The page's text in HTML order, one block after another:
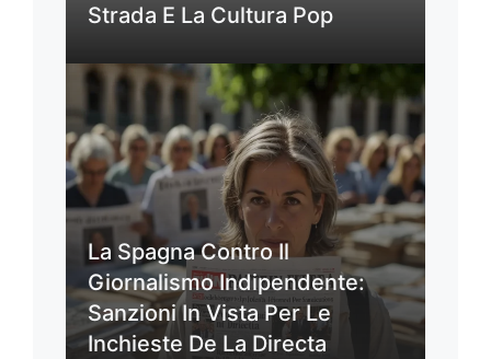
Strada E La Cultura Pop
La Spagna Contro Il
Giornalismo Indipendente:
Sanzioni In Vista Per Le
Inchieste De La Directa